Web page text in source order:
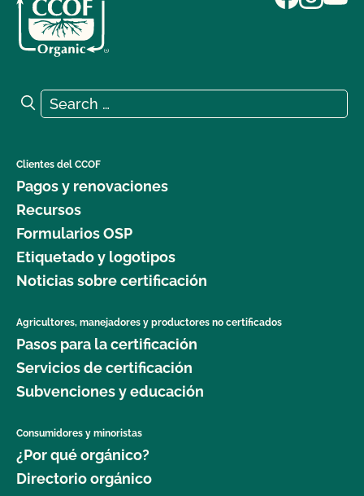
Search for:
Search
Clientes del CCOF
Pagos y renovaciones
Recursos
Formularios OSP
Etiquetado y logotipos
Noticias sobre certificación
Agricultores, manejadores y productores no certificados
Pasos para la certificación
Servicios de certificación
Subvenciones y educación
Consumidores y minoristas
¿Por qué orgánico?
Directorio orgánico